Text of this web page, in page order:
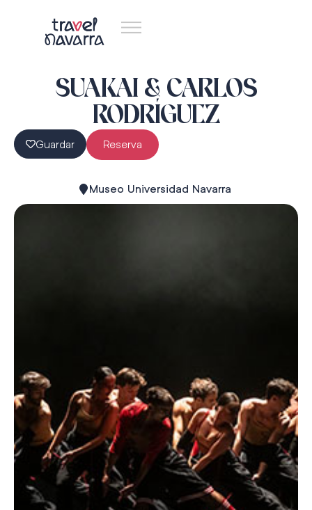
SUAKAI & CARLOS
RODRÍGUEZ
Guardar Reserva
Museo Universidad Navarra